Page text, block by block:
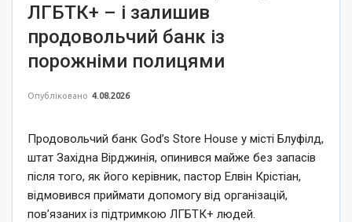
ЛГБТК+ – і залишив
продовольчий банк із
порожніми полицями
Опубліковано 4.08.2026
Продовольчий банк God’s Store House у місті Блуфілд,
штат Західна Вірджинія, опинився майже без запасів
після того, як його керівник, пастор Елвін Крістіан,
відмовився приймати допомогу від організацій,
пов’язаних із підтримкою ЛГБТК+ людей.